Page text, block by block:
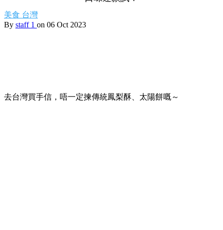
美食 台灣
By staff 1 on 06 Oct 2023
去台灣買手信，唔一定揀傳統鳳梨酥、太陽餅嘅～